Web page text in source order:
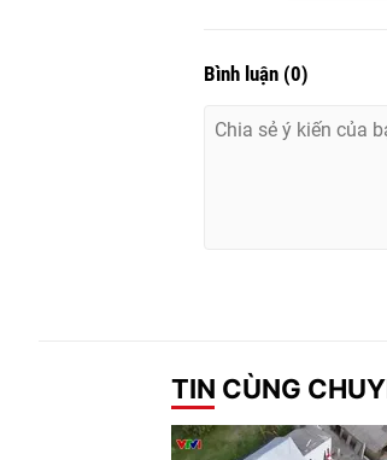
Bình luận (0)
TIN CÙNG